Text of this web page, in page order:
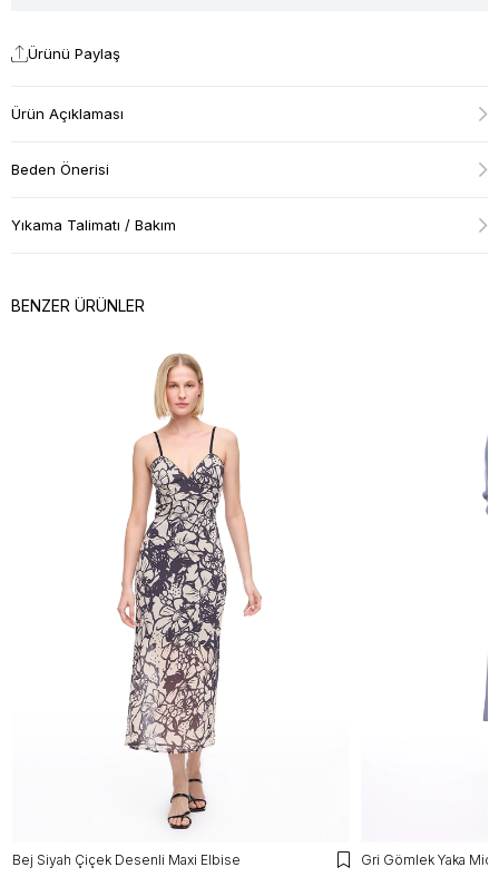
Ürünü Paylaş
Ürün Açıklaması
Beden Önerisi
Yıkama Talimatı / Bakım
BENZER ÜRÜNLER
Bej Siyah Çiçek Desenli Maxi Elbise Gri Gömlek Yaka